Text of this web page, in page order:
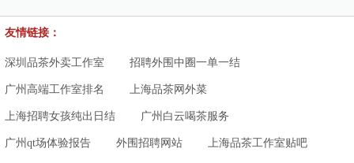
友情链接：
深圳品茶外卖工作室 招聘外围中圈一单一结
广州高端工作室排名 上海品茶网外菜
上海招聘女孩纯出日结 广州白云喝茶服务
广州qt场体验报告 外围招聘网站 上海品茶工作室贴吧